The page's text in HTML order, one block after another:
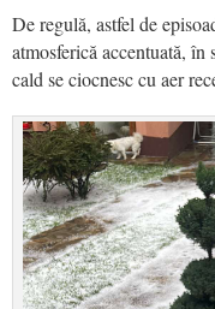
De regulă, astfel de
atmosferică accentuată, în
cald se ciocnesc cu aer